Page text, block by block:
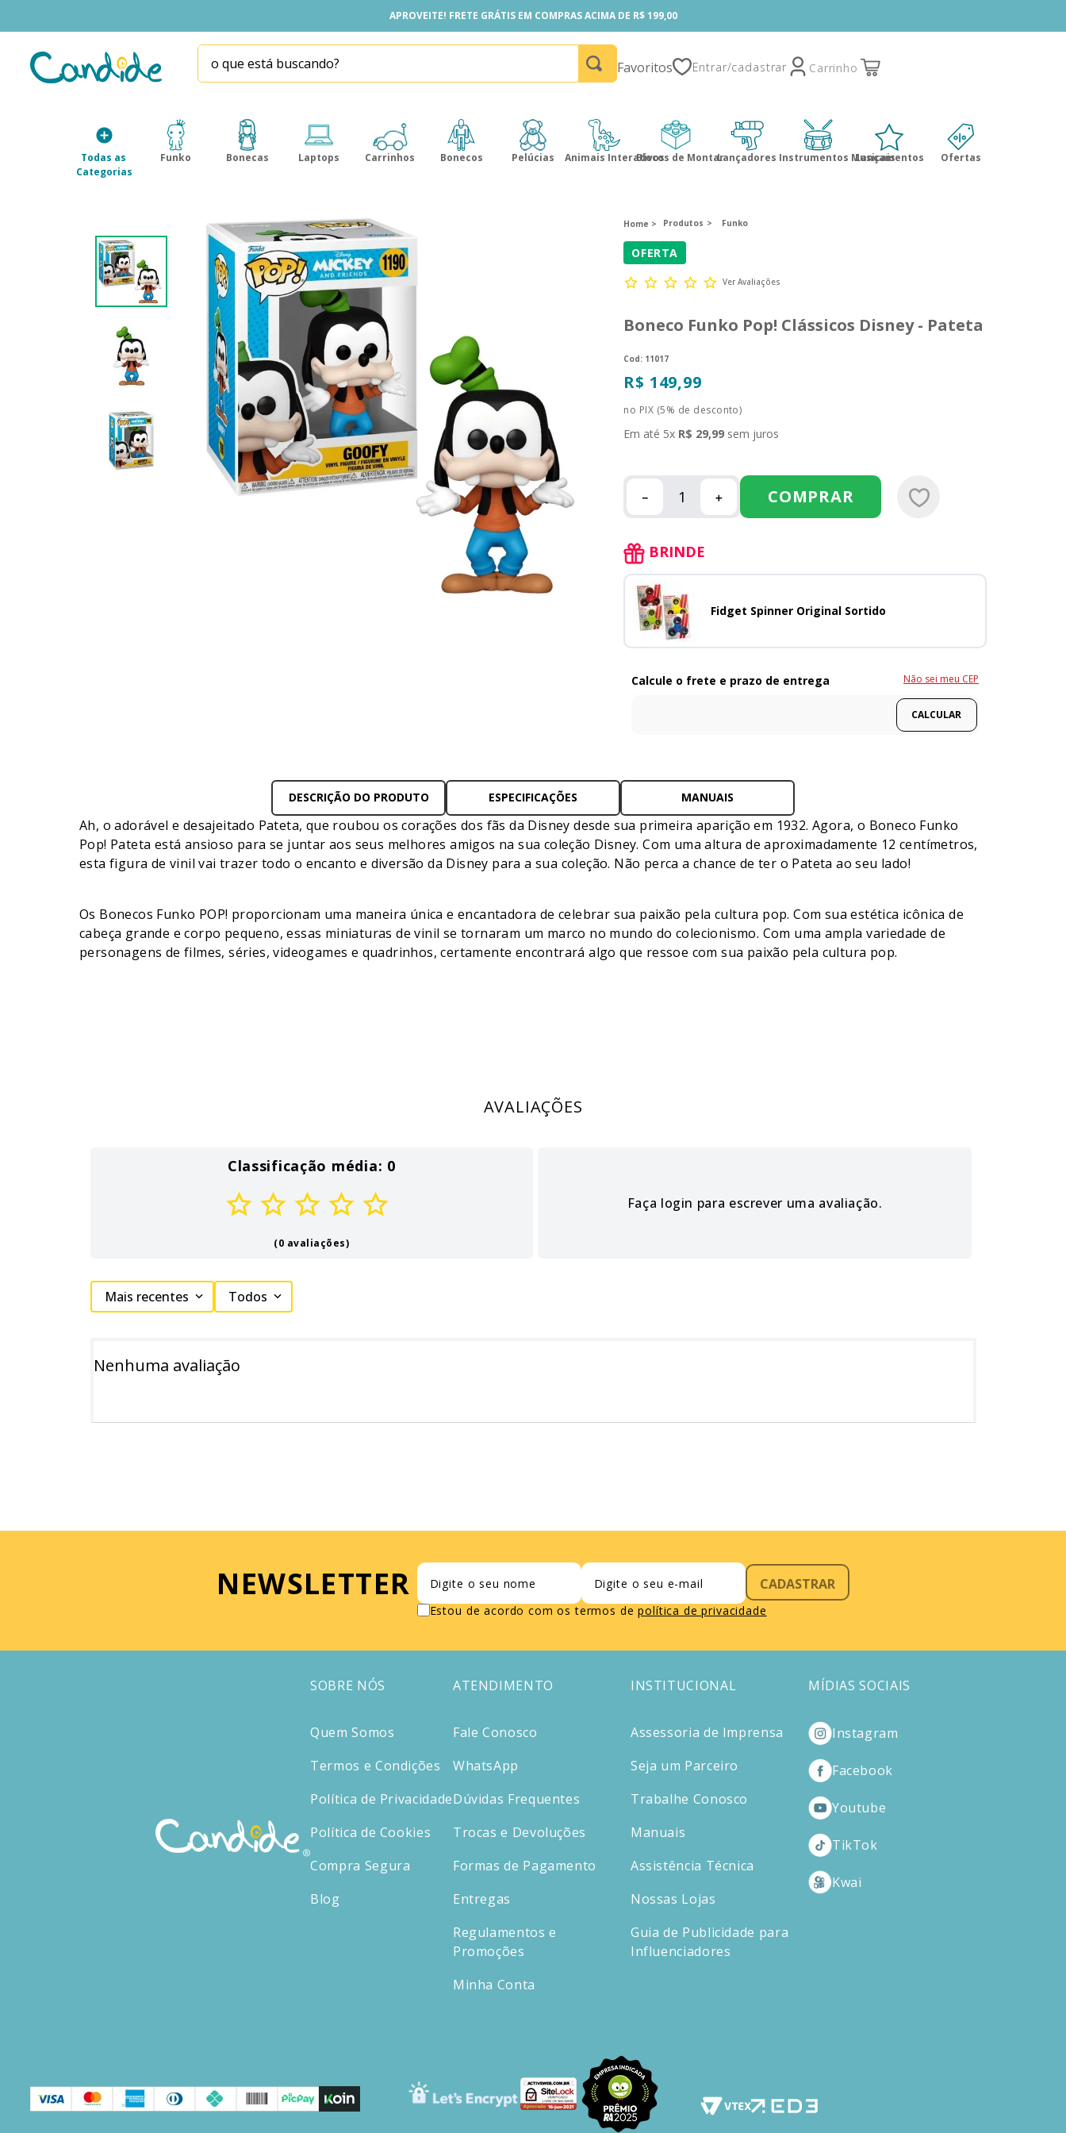
APROVEITE! FRETE GRÁTIS EM COMPRAS ACIMA DE R$ 199,00
APROVEITE! FRETE GRÁTIS EM COMPRAS ACIMA DE R$ 199,00
o que está buscando?
Favoritos
Todas as
Categorias
Funko Bonecas Laptops Carrinhos Bonecos Pelúcias Animais InterativosBlocos de MontarLançadores Instrumentos Musicais
Lançamentos Ofertas
Produtos Funko
OFERTA
Ver Avaliações
Boneco Funko Pop! Clássicos Disney - Pateta
: 11017
R$ 149,99
no PIX (5% de desconto)
Em até 5x R$ 29,99 sem juros
＋
－ COMPRAR
BRINDE
Fidget Spinner Original Sortido
Não sei meu CEP
DESCRIÇÃO DO PRODUTO ESPECIFICAÇÕES MANUAIS
Ah, o adorável e desajeitado Pateta, que roubou os corações dos fãs da Disney desde sua primeira aparição em 1932. Agora, o Boneco Funko
Pop! Pateta está ansioso para se juntar aos seus melhores amigos na sua coleção Disney. Com uma altura de aproximadamente 12 centímetros,
esta figura de vinil vai trazer todo o encanto e diversão da Disney para a sua coleção. Não perca a chance de ter o Pateta ao seu lado!
Os Bonecos Funko POP! proporcionam uma maneira única e encantadora de celebrar sua paixão pela cultura pop. Com sua estética icônica de
cabeça grande e corpo pequeno, essas miniaturas de vinil se tornaram um marco no mundo do colecionismo. Com uma ampla variedade de
personagens de filmes, séries, videogames e quadrinhos, certamente encontrará algo que ressoe com sua paixão pela cultura pop.
AVALIAÇÕES
Classificação média: 0
(0 avaliações)
Faça login para escrever uma avaliação.
Mais recentes Todos
Nenhuma avaliação
NEWSLETTER CADASTRAR
Estou de acordo com os termos de política de privacidade
SOBRE NÓS
Quem Somos
Termos e Condições
Política de Privacidade
Política de Cookies
Compra Segura
Blog
ATENDIMENTO
Fale Conosco
WhatsApp
Dúvidas Frequentes
Trocas e Devoluções
Formas de Pagamento
Entregas
Regulamentos e
Promoções
Minha Conta
INSTITUCIONAL
Assessoria de Imprensa
Seja um Parceiro
Trabalhe Conosco
Manuais
Assistência Técnica
Nossas Lojas
Guia de Publicidade para
Influenciadores
MÍDIAS SOCIAIS
Instagram
Facebook
Youtube
TikTok
Kwai
fill the fridge
homem aranha
five nights at freddy s
x-shot red
7
our generation
8º
funko pop
guerreiras kpop